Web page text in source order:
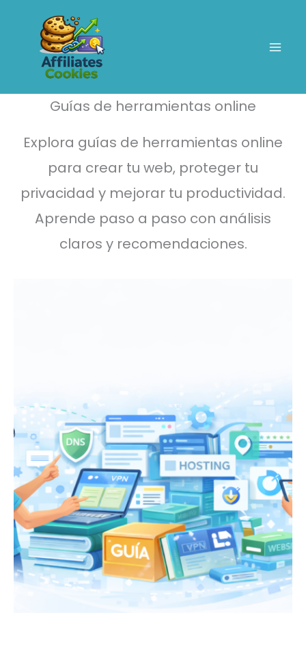
contenido
Guías de herramientas online
Explora guías de herramientas online
para crear tu web, proteger tu
privacidad y mejorar tu productividad.
Aprende paso a paso con análisis
claros y recomendaciones.